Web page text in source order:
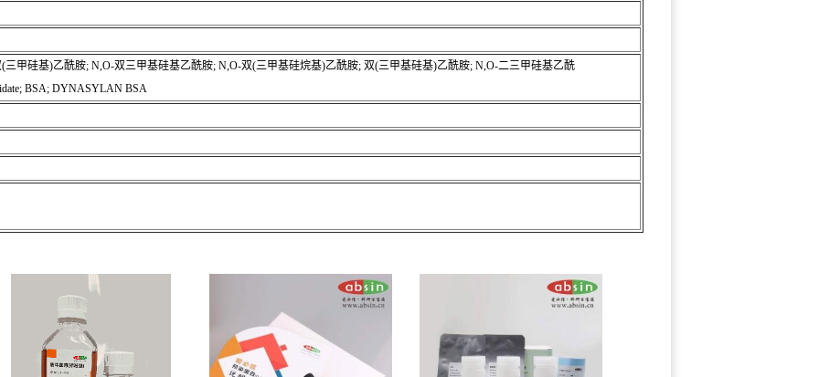
甲硅基)乙酰胺; N,O-双三甲基硅基乙酰胺; N,O-双(三甲基硅烷基)乙酰胺; 双(三甲基硅基)乙酰胺; N,O-二三甲硅基乙酰
BSA; DYNASYLAN BSA